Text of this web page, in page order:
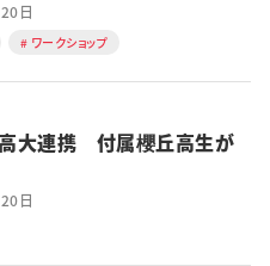
日
ワークショップ
高大連携 付属櫻丘高生が
日